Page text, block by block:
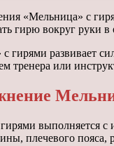
«Мельница» с
гирю вокруг руки
гирями развивает
тренера или
выполняется с
плечевого пояса,